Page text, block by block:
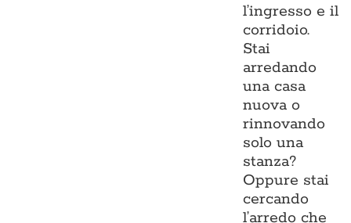
l’ingresso e il
corridoio.
Stai
arredando
una casa
nuova o
rinnovando
solo una
stanza?
Oppure stai
cercando
l’arredo che